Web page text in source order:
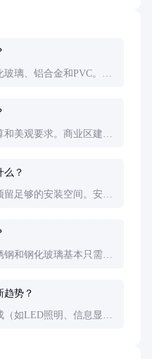
璃、铝合金和PVC。不
和美观要求。商业区建议
么？
足够的安装空间。安装
和钢化玻璃基本只需定
趋势？
（如LED照明、信息显示